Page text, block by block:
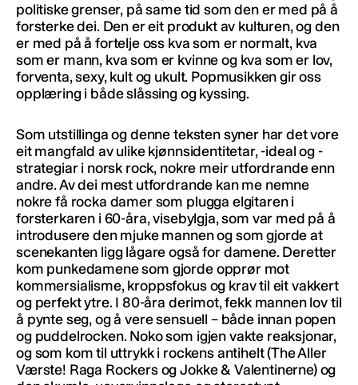
politiske grenser, på same tid som den er med på å
forsterke dei. Den er eit produkt av kulturen, og den
er med på å fortelje oss kva som er normalt, kva
som er mann, kva som er kvinne og kva som er lov,
forventa, sexy, kult og ukult. Popmusikken gir oss
opplæring i både slåssing og kyssing.
Som utstillinga og denne teksten syner har det vore
eit mangfald av ulike kjønnsidentitetar, -ideal og -
strategiar i norsk rock, nokre meir utfordrande enn
andre. Av dei mest utfordrande kan me nemne
nokre få rocka damer som plugga elgitaren i
forsterkaren i 60-åra, visebylgja, som var med på å
introdusere den mjuke mannen og som gjorde at
scenekanten ligg lågare også for damene. Deretter
kom punkedamene som gjorde opprør mot
kommersialisme, kroppsfokus og krav til eit vakkert
og perfekt ytre. I 80-åra derimot, fekk mannen lov til
å pynte seg, og å vere sensuell – både innan popen
og puddelrocken. Noko som igjen vakte reaksjonar,
og som kom til uttrykk i rockens antihelt (The Aller
Værste! Raga Rockers og Jokke & Valentinerne) og